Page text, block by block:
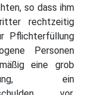
so dass ihm
rechtzeitig
Pflichterfüllung
Personen
eine grob
ein